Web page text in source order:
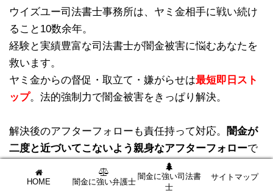
ウイズユー司法書士事務所は、ヤミ金相手に戦い続け
ること10数余年。
経験と実績豊富な司法書士が闇金被害に悩むあなたを
救います。
ヤミ金からの督促・取立て・嫌がらせは最短即日スト
ップ。法的強制力で闇金被害をきっぱり解決。
解決後のアフターフォローも責任持って対応。
闇金が
二度と近づいてこないよう親身なアフターフォローで
徹底的にあなたを守ってくれます。
HOME 闇金に強い弁護士
闇金に強い司法書
士
サイトマップ